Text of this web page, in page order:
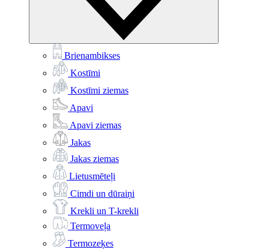
Brienambikses
Kostīmi
Kostīmi ziemas
Apavi
Apavi ziemas
Jakas
Jakas ziemas
Lietusmēteļi
Cimdi un dūraiņi
Krekli un T-krekli
Termoveļa
Termozeķes